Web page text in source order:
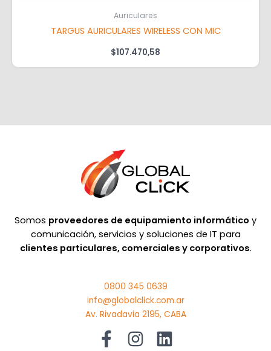
Auriculares
TARGUS AURICULARES WIRELESS CON MIC
$107.470,58
Somos proveedores de equipamiento informático y
comunicación, servicios y soluciones de IT para
clientes particulares, comerciales y corporativos.
0800 345 0639
info@globalclick.com.ar
Av. Rivadavia 2195, CABA